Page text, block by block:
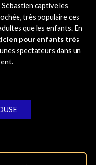
, Sébastien captive les
très populaire ces
que les enfants. En
pour enfants très
spectateurs dans un